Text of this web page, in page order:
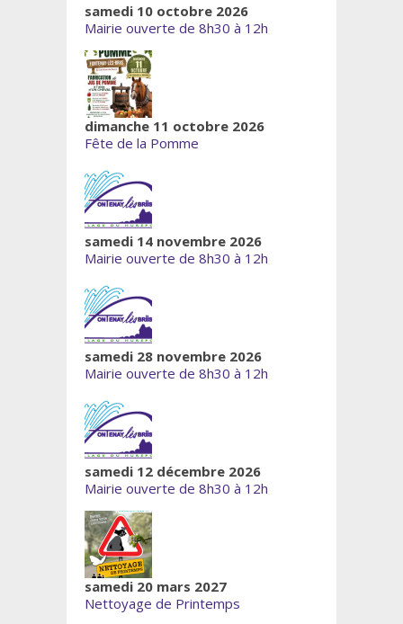
samedi 10 octobre 2026
Mairie ouverte de 8h30 à 12h
dimanche 11 octobre 2026
Fête de la Pomme
samedi 14 novembre 2026
Mairie ouverte de 8h30 à 12h
samedi 28 novembre 2026
Mairie ouverte de 8h30 à 12h
samedi 12 décembre 2026
Mairie ouverte de 8h30 à 12h
samedi 20 mars 2027
Nettoyage de Printemps